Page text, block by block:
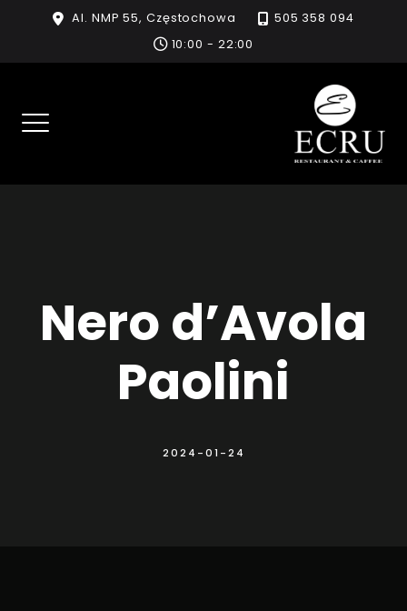
content
Al. NMP 55, Częstochowa
505 358 094
10:00 - 22:00
Nero d’Avola
Paolini
2024-01-24